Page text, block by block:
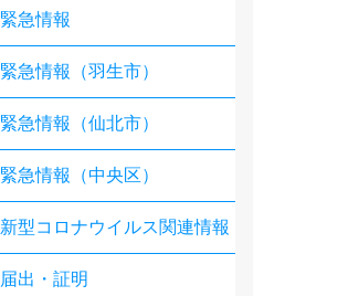
緊急情報
緊急情報（羽生市）
緊急情報（仙北市）
緊急情報（中央区）
新型コロナウイルス関連情報
届出・証明